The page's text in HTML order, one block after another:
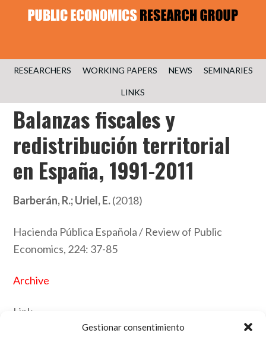
Gestionar consentimiento
RESEARCHERS WORKING PAPERS NEWS SEMINARIES
LINKS
Balanzas fiscales y
redistribución territorial
en España, 1991-2011
Barberán, R.; Uriel, E.(2018)
Hacienda Pública Española / Review of Public
Economics, 224: 37-85
Archive
Link